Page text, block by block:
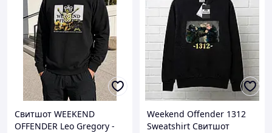
Свитшот WEEKEND
OFFENDER Leo Gregory -
Weekend Offender 1312
Sweatshirt Свитшот